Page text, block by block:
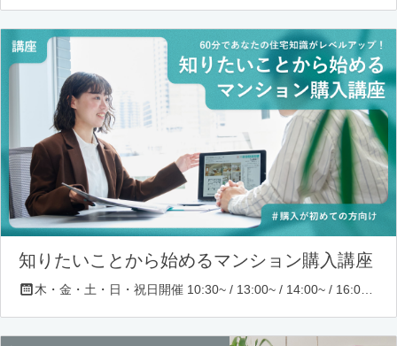
知りたいことから始めるマンション購入講座